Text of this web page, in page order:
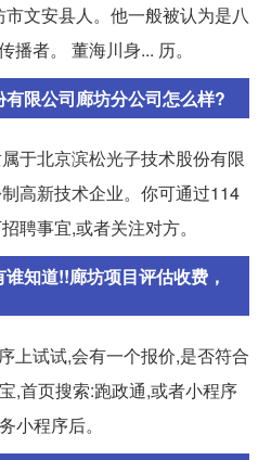
文安县人。他一般被认为是八
者。 董海川身... 历。
限公司廊坊分公司怎么样?
于北京滨松光子技术股份有限
高新技术企业。你可通过114
聘事宜,或者关注对方。
知道!!廊坊项目评估收费，
上试试,会有一个报价,是否符合
,首页搜索:跑政通,或者小程序
小程序后。